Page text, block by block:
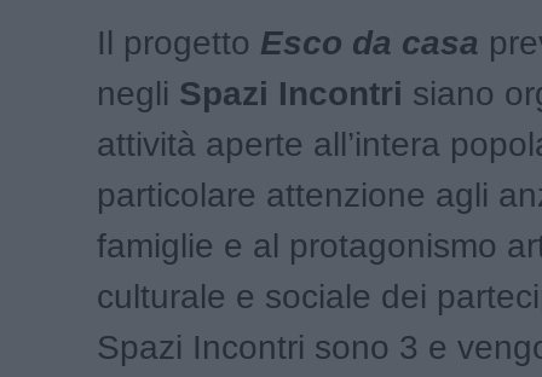
Il progetto Esco da casa
negli Spazi Incontri siano
attività aperte all’intera
particolare attenzione agli
famiglie e al protagonismo
culturale e sociale dei
Spazi Incontri sono 3 e